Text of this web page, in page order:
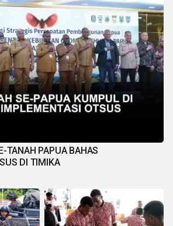
TANAH PAPUA BAHAS
DI TIMIKA